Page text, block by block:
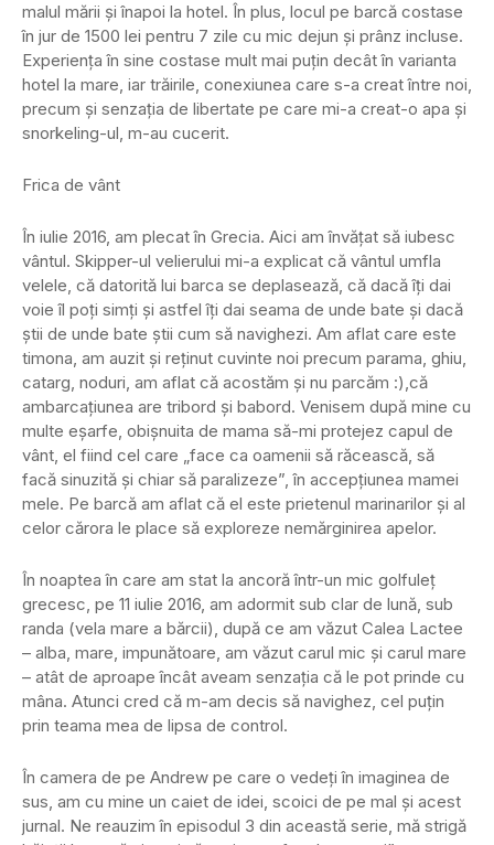
malul mării și înapoi la hotel. În plus, locul pe barcă costase
în jur de 1500 lei pentru 7 zile cu mic dejun și prânz incluse.
Experiența în sine costase mult mai puțin decât în varianta
hotel la mare, iar trăirile, conexiunea care s-a creat între noi,
precum și senzația de libertate pe care mi-a creat-o apa și
snorkeling-ul, m-au cucerit.
Frica de vânt
În iulie 2016, am plecat în Grecia. Aici am învățat să iubesc
vântul. Skipper-ul velierului mi-a explicat că vântul umfla
velele, că datorită lui barca se deplasează, că dacă îți dai
voie îl poți simți și astfel îți dai seama de unde bate și dacă
știi de unde bate știi cum să navighezi. Am aflat care este
timona, am auzit și reținut cuvinte noi precum parama, ghiu,
catarg, noduri, am aflat că acostăm și nu parcăm :),că
ambarcațiunea are tribord și babord. Venisem după mine cu
multe eșarfe, obișnuita de mama să-mi protejez capul de
vânt, el fiind cel care „face ca oamenii să răcească, să
facă sinuzită și chiar să paralizeze”, în accepțiunea mamei
mele. Pe barcă am aflat că el este prietenul marinarilor și al
celor cărora le place să exploreze nemărginirea apelor.
În noaptea în care am stat la ancoră într-un mic golfuleț
grecesc, pe 11 iulie 2016, am adormit sub clar de lună, sub
randa (vela mare a bărcii), după ce am văzut Calea Lactee
– alba, mare, impunătoare, am văzut carul mic și carul mare
– atât de aproape încât aveam senzația că le pot prinde cu
mâna. Atunci cred că m-am decis să navighez, cel puțin
prin teama mea de lipsa de control.
În camera de pe Andrew pe care o vedeți în imaginea de
sus, am cu mine un caiet de idei, scoici de pe mal și acest
jurnal. Ne reauzim în episodul 3 din această serie, mă strigă